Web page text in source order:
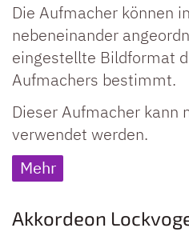
Die Aufmacher können
nebeneinander
eingestellte Bildformat
Aufmachers bestimmt.
Dieser Aufmacher kann
verwendet werden.
Mehr
Akkordeon